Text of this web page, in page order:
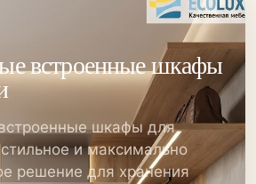
встроенные шкафы
шкафы для
и максимально
решение для хранения